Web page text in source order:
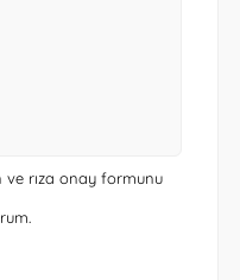
ve rıza onay formunu